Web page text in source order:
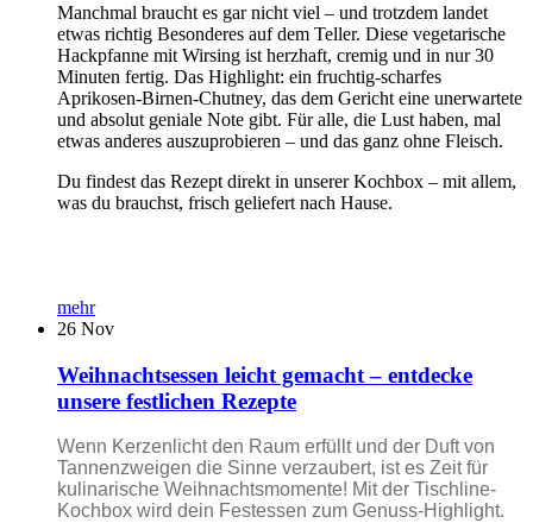
Manchmal braucht es gar nicht viel – und trotzdem landet
etwas richtig Besonderes auf dem Teller. Diese vegetarische
Hackpfanne mit Wirsing ist herzhaft, cremig und in nur 30
Minuten fertig. Das Highlight: ein fruchtig-scharfes
Aprikosen-Birnen-Chutney, das dem Gericht eine unerwartete
und absolut geniale Note gibt. Für alle, die Lust haben, mal
etwas anderes auszuprobieren – und das ganz ohne Fleisch.
Du findest das Rezept direkt in unserer Kochbox – mit allem,
was du brauchst, frisch geliefert nach Hause.
mehr
26 Nov
Weihnachtsessen leicht gemacht – entdecke
unsere festlichen Rezepte
Wenn Kerzenlicht den Raum erfüllt und der Duft von
Tannenzweigen die Sinne verzaubert, ist es Zeit für
kulinarische Weihnachtsmomente! Mit der Tischline-
Kochbox wird dein Festessen zum Genuss-Highlight.